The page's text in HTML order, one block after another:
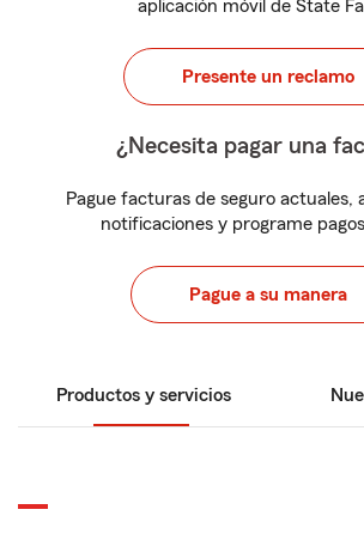
aplicación móvil de State
Presente un reclamo
¿Necesita pagar una
Pague facturas de seguro actuales,
notificaciones y programe
Pague a su manera
Productos y servicios